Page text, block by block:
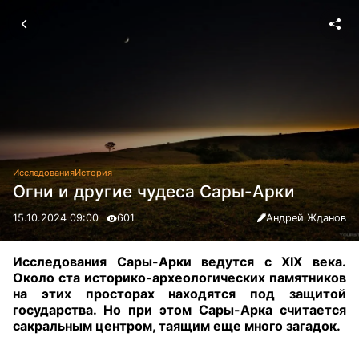
ИсследованияИстория
Огни и другие чудеса Сары-Арки
15.10.2024 09:00 601 Андрей Жданов
Исследования Сары-Арки ведутся с XIX века.
Около ста историко-археологических памятников
на этих просторах находятся под защитой
государства. Но при этом Сары-Арка считается
сакральным центром, таящим еще много загадок.